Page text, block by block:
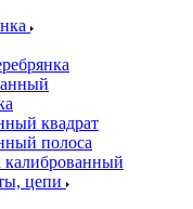
квадрат
полоса
цепи